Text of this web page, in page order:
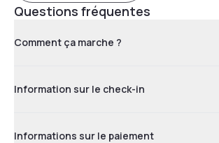
Questions fréquentes
Comment ça marche ?
Information sur le check-in
Informations sur le paiement